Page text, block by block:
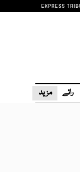
EXPRESS
رائے مزید